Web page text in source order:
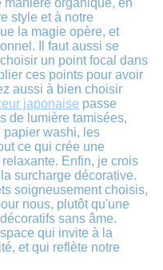
organique, en
style et à notre
la magie opère, et
Il faut aussi se
un point focal dans
ces points pour avoir
aussi à bien choisir
japonaise passe
de lumière tamisées,
papier washi, les
ce qui crée une
Enfin, je crois
surcharge décorative.
soigneusement choisis,
nous, plutôt qu'une
sans âme.
qui invite à la
et qui reflète notre